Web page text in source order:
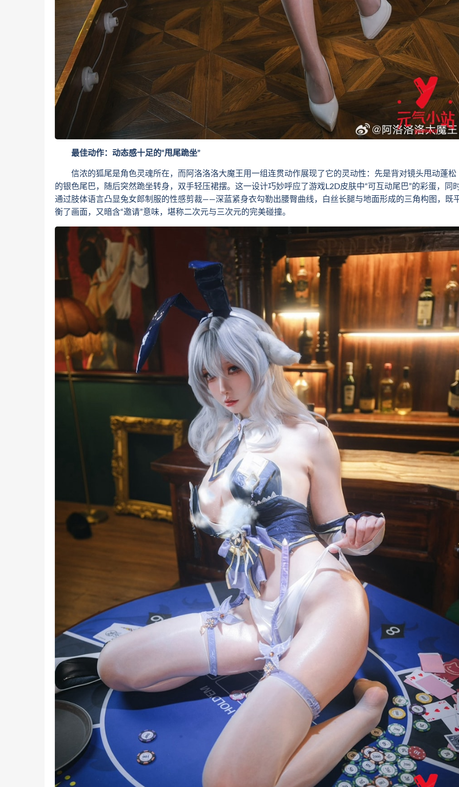
最佳动作：动态感十足的“甩尾跪坐”
信浓的狐尾是角色灵魂所在，而阿洛洛洛大魔王用一组连贯动作展现了它的灵动性：先是背对镜头甩动蓬松
的银色尾巴，随后突然跪坐转身，双手轻压裙摆。这一设计巧妙呼应了游戏L2D皮肤中“可互动尾巴”的彩蛋，同
通过肢体语言凸显兔女郎制服的性感剪裁——深蓝紧身衣勾勒出腰臀曲线，白丝长腿与地面形成的三角构图，既
衡了画面，又暗含“邀请”意味，堪称二次元与三次元的完美碰撞。